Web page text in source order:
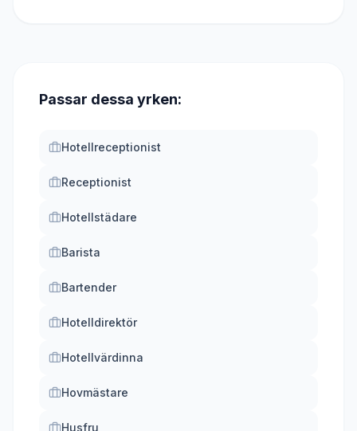
Passar dessa yrken:
Hotellreceptionist
Receptionist
Hotellstädare
Barista
Bartender
Hotelldirektör
Hotellvärdinna
Hovmästare
Husfru